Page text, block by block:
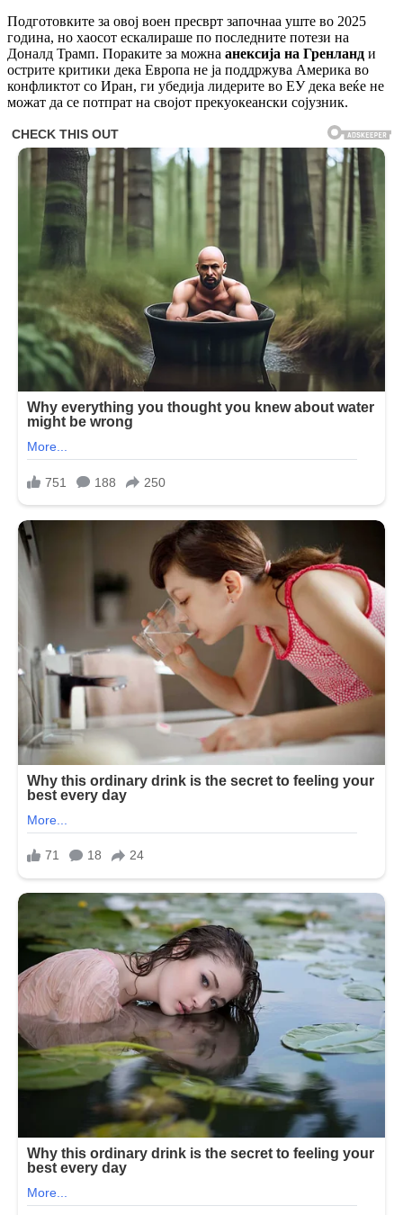
Подготовките за овој воен пресврт започнаа уште во 2025
година, но хаосот ескалираше по последните потези на
Доналд Трамп. Пораките за можна анексија на Гренланд и
острите критики дека Европа не ја поддржува Америка во
конфликтот со Иран, ги убедија лидерите во ЕУ дека веќе не
можат да се потпрат на својот прекуокеански сојузник.